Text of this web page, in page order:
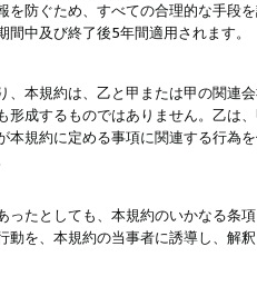
を防ぐため、すべての合理的な手段
中及び終了後5年間適用されます。
、本規約は、乙と甲または甲の関連
形成するものではありません。乙は
本規約に定める事項に関連する行為
ったとしても、本規約のいかなる条
動を、本規約の当事者に誘導し、解